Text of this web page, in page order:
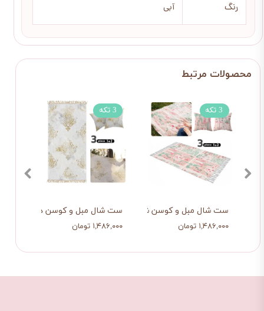
رنگ آبی
ست شال مبل و کوسن داماسک
۱,۴۸۶,۰۰۰ تومان
3 تکه
ست شال مبل و کوسن شهر رویایی
۱,۴۸۶,۰۰۰ تومان
3 تکه